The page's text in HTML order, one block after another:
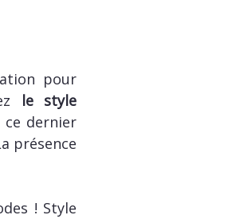
pour
le style
ce dernier
présence
! Style